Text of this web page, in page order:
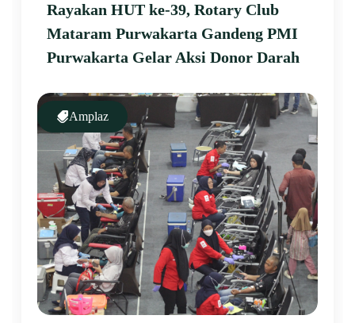
Rayakan HUT ke-39, Rotary Club
Mataram Purwakarta Gandeng PMI
Purwakarta Gelar Aksi Donor Darah
Amplaz